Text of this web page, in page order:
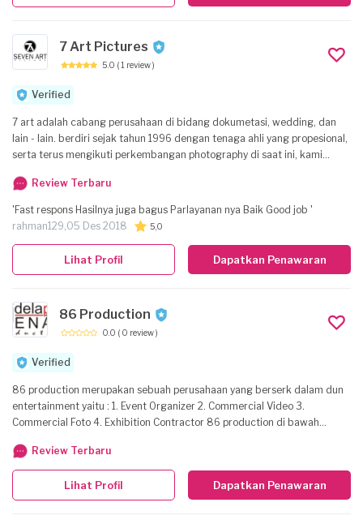
7 Art Pictures
5.0 ( 1 review )
Verified
7 art adalah cabang perusahaan di bidang dokumetasi, wedding, dan
lain - lain. berdiri sejak tahun 1996 dengan tenaga ahli yang propesional,
serta terus mengikuti perkembangan photography di saat ini, kami
segi alat, hasil akhir, dan tenaga-tenaga profesional yang fresh dan
berkualitas, dengan standart broadcsting. dan kami dapat memenuhi
seluruh kebutuhan dokumentasi yang klien inginkan.
Review Terbaru
'Fast respons Hasilnya juga bagus Parlayanan nya Baik Good job '
rahman129,05 Des 2018 5,0
Dapatkan Penawaran
Lihat Profil
86 Production
0.0 ( 0 review )
Verified
86 production merupakan sebuah perusahaan yang berserk dalam dun
entertainment yaitu : 1. Event Organizer 2. Commercial Video 3.
Commercial Foto 4. Exhibition Contractor 86 production di bawah
609.000Review Terbaru
Dapatkan Penawaran
Lihat Profil